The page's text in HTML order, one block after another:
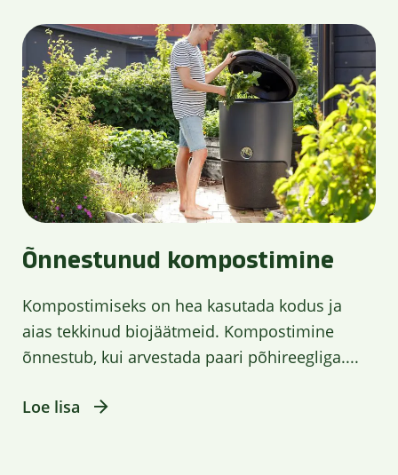
Õnnestunud kompostimine
Kompostimiseks on hea kasutada kodus ja
aias tekkinud biojäätmeid. Kompostimine
õnnestub, kui arvestada paari põhireegliga....
Loe lisa